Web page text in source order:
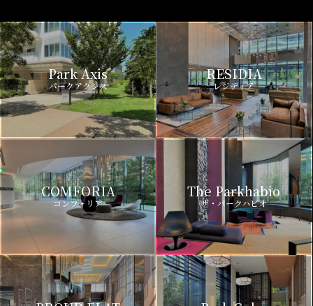
Park Axis
パークアクシス
RESIDIA
レジディア
COMFORIA
コンフォリア
The Parkhabio
ザ・パークハビオ